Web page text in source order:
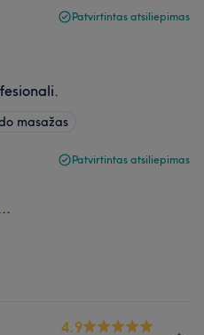
Patvirtintas atsiliepimas
masažas
Patvirtintas atsiliepimas
4.9